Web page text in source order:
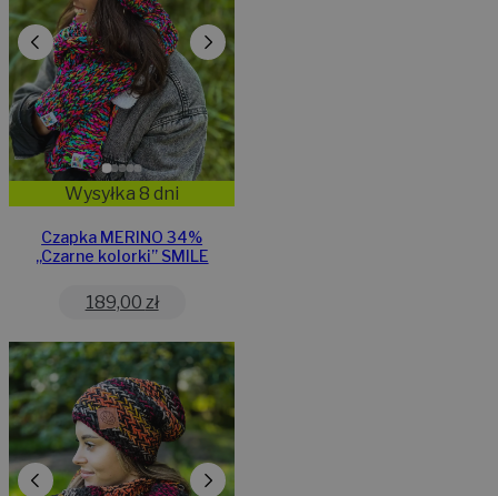
Wysyłka 8 dni
Czapka MERINO 34%
,,Czarne kolorki” SMILE
189,00 zł